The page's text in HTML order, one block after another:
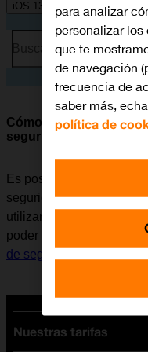
iOS 13.1
Busca por problema o
Cómo restaurar
seguridad en iCloud
Es posible restaurar
seguridad en iCloud
utilizarlo por primera vez
poder restaurar el
de seguridad de la
Nuestras tarifas
para analizar
personalizar
que te
de navegación
frecuencia de
saber más,
política de